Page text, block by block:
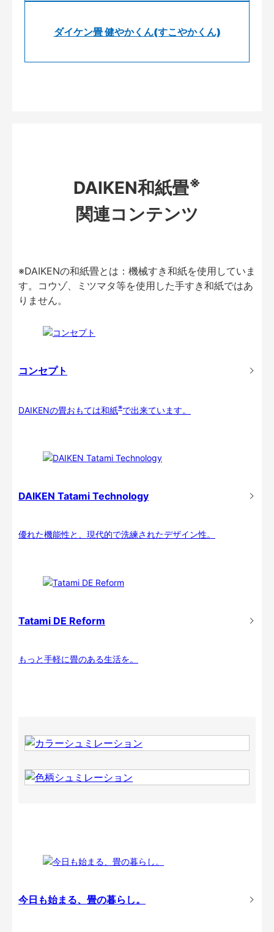
ダイケン畳 健やかくん(すこやかくん)
DAIKEN和紙畳※
関連コンテンツ
※DAIKENの和紙畳とは：機械すき和紙を使用していま
す。コウゾ、ミツマタ等を使用した手すき和紙ではあ
りません。
コンセプト
DAIKENの畳おもては和紙※で出来ています。
DAIKEN Tatami Technology
優れた機能性と、現代的で洗練されたデザイン性。
Tatami DE Reform
もっと手軽に畳のある生活を。
今日も始まる、畳の暮らし。